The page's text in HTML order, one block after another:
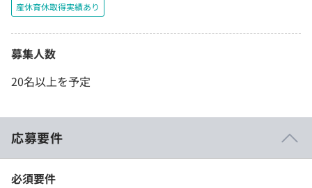
産休育休取得実績あり
募集人数
20名以上を予定
応募要件
必須要件